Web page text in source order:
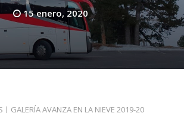
15 enero, 2020
| GALERÍA AVANZA EN LA NIEVE 2019-20